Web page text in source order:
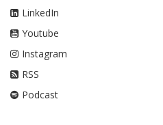
LinkedIn
Youtube
Instagram
RSS
Podcast